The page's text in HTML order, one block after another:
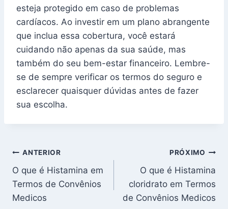
esteja protegido em caso de problemas
cardíacos. Ao investir em um plano abrangente
que inclua essa cobertura, você estará
cuidando não apenas da sua saúde, mas
também do seu bem-estar financeiro. Lembre-
se de sempre verificar os termos do seguro e
esclarecer quaisquer dúvidas antes de fazer
sua escolha.
Navegação
de
Post
ANTERIOR
O que é Histamina em
Termos de Convênios
Medicos
PRÓXIMO
O que é Histamina
cloridrato em Termos
de Convênios Medicos